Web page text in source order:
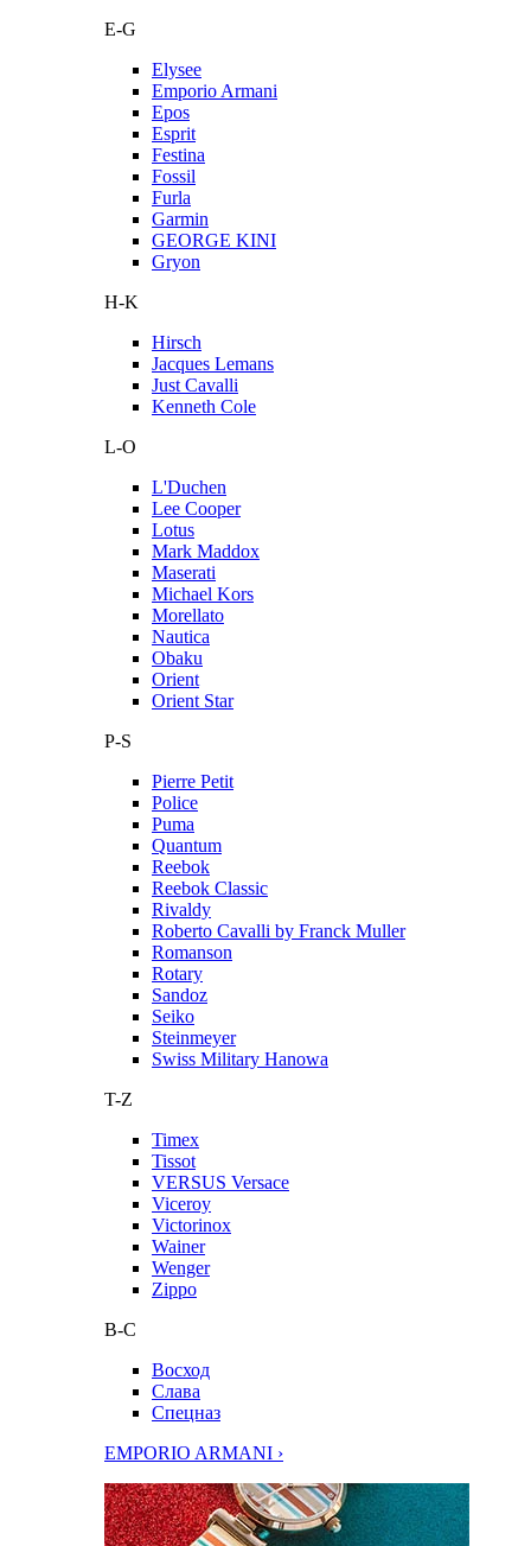
E-G
Elysee
Emporio Armani
Epos
Esprit
Festina
Fossil
Furla
Garmin
GEORGE KINI
Gryon
H-K
Hirsch
Jacques Lemans
Just Cavalli
Kenneth Cole
L-O
L'Duchen
Lee Cooper
Lotus
Mark Maddox
Maserati
Michael Kors
Morellato
Nautica
Obaku
Orient
Orient Star
P-S
Pierre Petit
Police
Puma
Quantum
Reebok
Reebok Classic
Rivaldy
Roberto Cavalli by Franck Muller
Romanson
Rotary
Sandoz
Seiko
Steinmeyer
Swiss Military Hanowa
T-Z
Timex
Tissot
VERSUS Versace
Viceroy
Victorinox
Wainer
Wenger
Zippo
В-С
Восход
Слава
Спецназ
EMPORIO ARMANI ›